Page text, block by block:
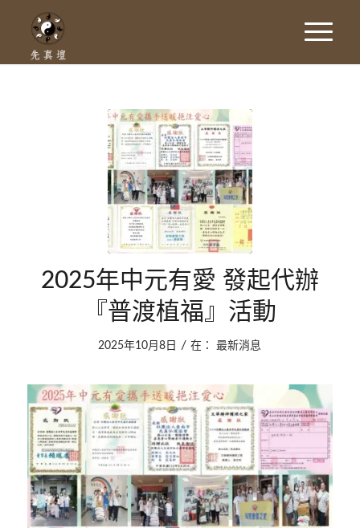
2025年中元有愛 發起代辦
『普渡植福』活動
2025年10月8日 / 在：最新消息